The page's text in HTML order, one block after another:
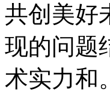
共创美好
现的问题
术实力和